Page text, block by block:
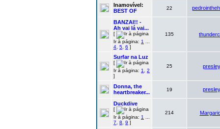
Inamovível:
BEST OF
22
BANZAI!! -
Ah vai lá vai...
[
Ir à página: 1
4 5 6 ]
135
Surfar na Luz
[
Ir à página: 1
2
]
25 presley
Donna, the
heartbreaker...
19 presley
Duckdive
[
Ir à página: 1
7
8 9 ]
214